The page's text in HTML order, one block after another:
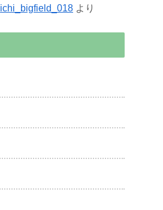
ichi_bigfield_018 より